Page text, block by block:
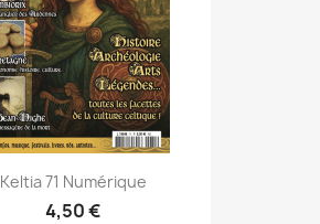
Keltia 71 Numérique
4,50 €